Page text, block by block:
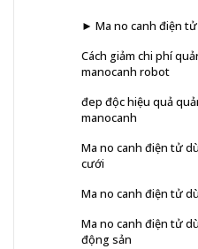
► Ma no canh điện
Cách giảm chi phí
manocanh robot
đep độc hiệu quả
manocanh
Ma no canh điện tử
cưới
Ma no canh điện tử
Ma no canh điện tử
động sản